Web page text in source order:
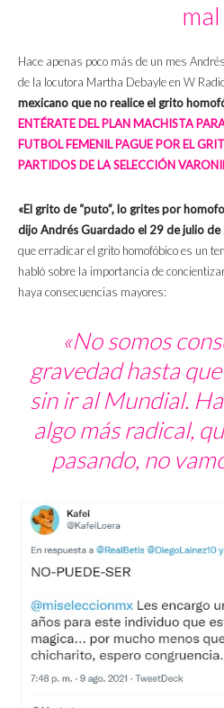
mal
Hace apenas poco más de un mes
de la locutora Martha Debayle en W
mexicano que no realice el grito
ENTÉRATE DEL PLAN MACHISTA
FUTBOL FEMENIL PAGUE POR EL
PARTIDOS DE LA SELECCIÓN
«El grito de “puto”, lo grites por
dijo Andrés Guardado el 29 de julio
que erradicar el grito homofóbico es un
habló sobre la importancia de
haya consecuencias mayores:
«No somos
gravedad hasta
sin ir al Mundial.
algo más radical,
pasando, no